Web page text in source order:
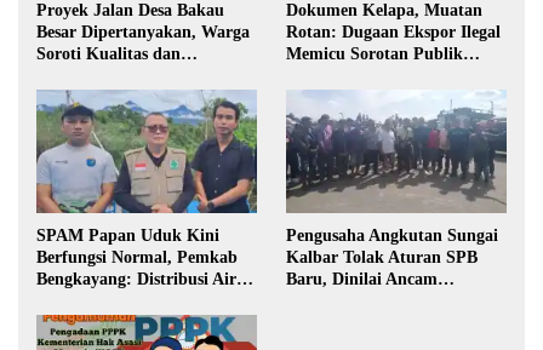
Proyek Jalan Desa Bakau
Besar Dipertanyakan, Warga
Soroti Kualitas dan
Pembangunan
Dokumen Kelapa, Muatan
Rotan: Dugaan Ekspor Ilegal
Memicu Sorotan Publik
SPAM Papan Uduk Kini
Berfungsi Normal, Pemkab
Bengkayang: Distribusi Air
Warga
Pengusaha Angkutan Sungai
Kalbar Tolak Aturan SPB
Baru, Dinilai Ancam